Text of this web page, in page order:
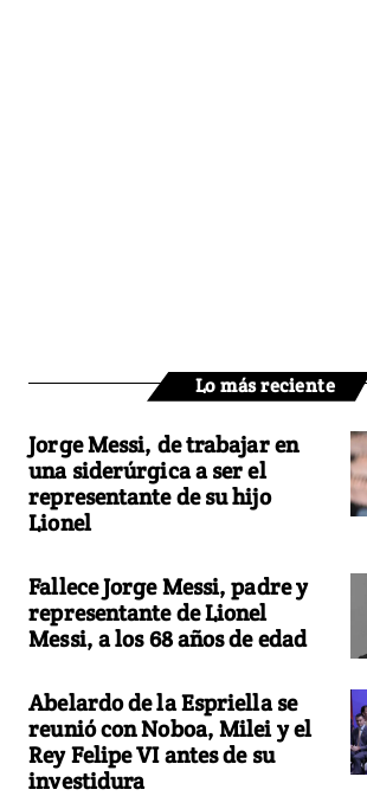
Lo más reciente
Jorge Messi, de trabajar en
una siderúrgica a ser el
representante de su hijo
Lionel
Fallece Jorge Messi, padre y
representante de Lionel
Messi, a los 68 años de edad
Abelardo de la Espriella se
reunió con Noboa, Milei y el
Rey Felipe VI antes de su
investidura